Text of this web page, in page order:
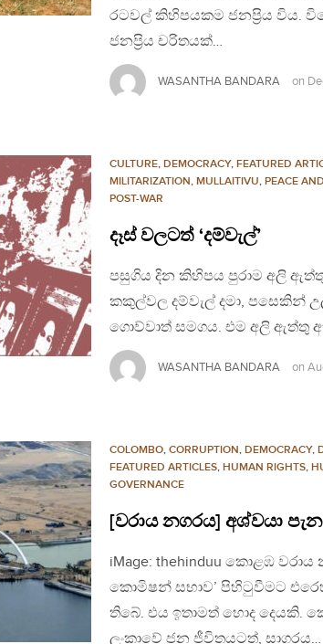
රටවල් කිහිපයකම ජනප්‍රිය විය.
ජනප්‍රිය චරිතයක්…
WASANTHA BANDARA on
CULTURE, DEMOCRACY, FEATURED
MILITARIZATION, MULLAITIVU, PEACE
POST-WAR
දෑස් වලටත් ‘දම්වැල්’
පසුගිය දින කිහිපය පුරාම අලි
කකුල්වල දම්වැල් දමා, පසෙකින්
ගොව්වාත් සමගය. එම අලි ඇත්තු
WASANTHA BANDARA on
COLOMBO, CORRUPTION, DEMOCRACY,
FEATURED ARTICLES, HUMAN RIGHTS,
GOVERNANCE
[වරාය නගරය] අශ්වයා
iMage: thehinduu කොළඹ
කොමිෂන් සභාව’ පිහිටුවීමට
තිබේ. එය ඉතාමත් හොද දෙයකි.
ලංකාවේ ජන ජීවිතයටත්, සාගරය…